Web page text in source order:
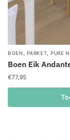
BOEN PARKET PURE
Boen Eik
€77,95